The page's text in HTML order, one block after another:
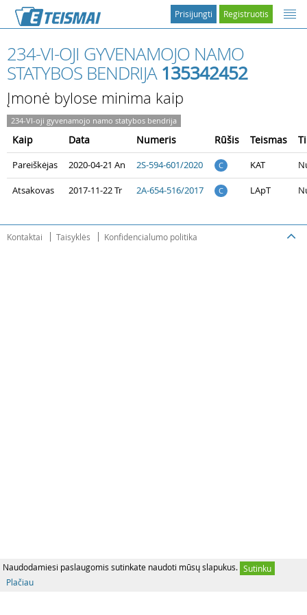
Naudodamiesi paslaugomis sutinkate naudoti mūsų slapukus. Sutinku
Plačiau
Registruotis
Prisijungti
234-VI-OJI GYVENAMOJO NAMO
STATYBOS BENDRIJA 135342452
Įmonė bylose minima kaip
234-VI-oji gyvenamojo namo statybos bendrija
Kaip Data Numeris Rūšis Teismas
Pareiškėjas 2020-04-21 An 2S-594-601/2020 C KAT
Atsakovas 2017-11-22 Tr 2A-654-516/2017 C LApT
Kontaktai Taisyklės Konfidencialumo politika